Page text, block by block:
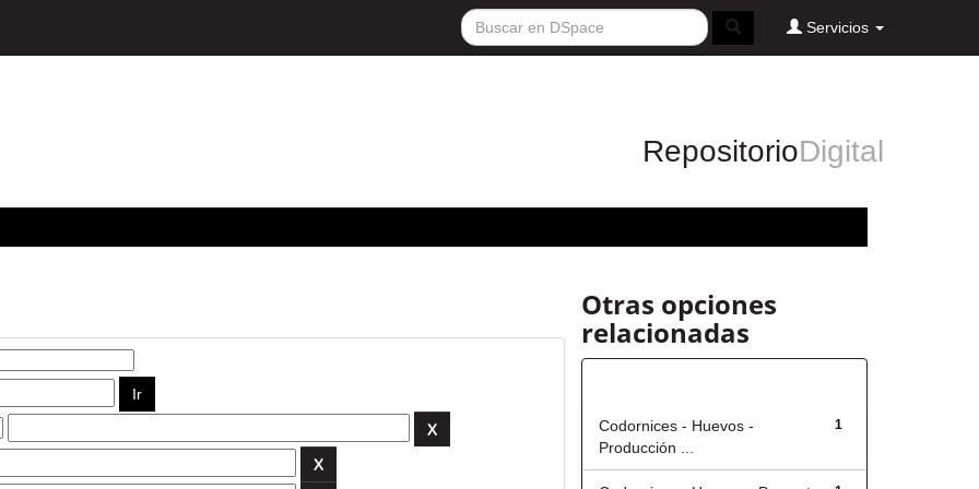
Servicios
RepositorioDigital
Otras opciones
relacionadas
1
Codornices - Huevos -
Producción ...